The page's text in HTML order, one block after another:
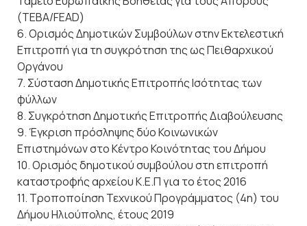
(ΤΕΒΑ/FEAD)
6. Ορισμός Δημοτικών Συμβούλων στην Εκτελεστική
Επιτροπή για τη συγκρότηση της ως Πειθαρχικού
Οργάνου
7. Σύσταση Δημοτικής Επιτροπής Ισότητας των
φύλλων
8. Συγκρότηση Δημοτικής Επιτροπής Διαβούλευσης
9. Έγκριση πρόσληψης δύο Κοινωνικών
Επιστημόνων στο Κέντρο Κοινότητας του Δήμου
10. Ορισμός δημοτικού συμβούλου στη επιτροπή
καταστροφής αρχείου Κ.Ε.Π για το έτος 2016
11. Τροποποίηση Τεχνικού Προγράμματος (4η) του
Δήμου Ηλιούπολης, έτους 2019